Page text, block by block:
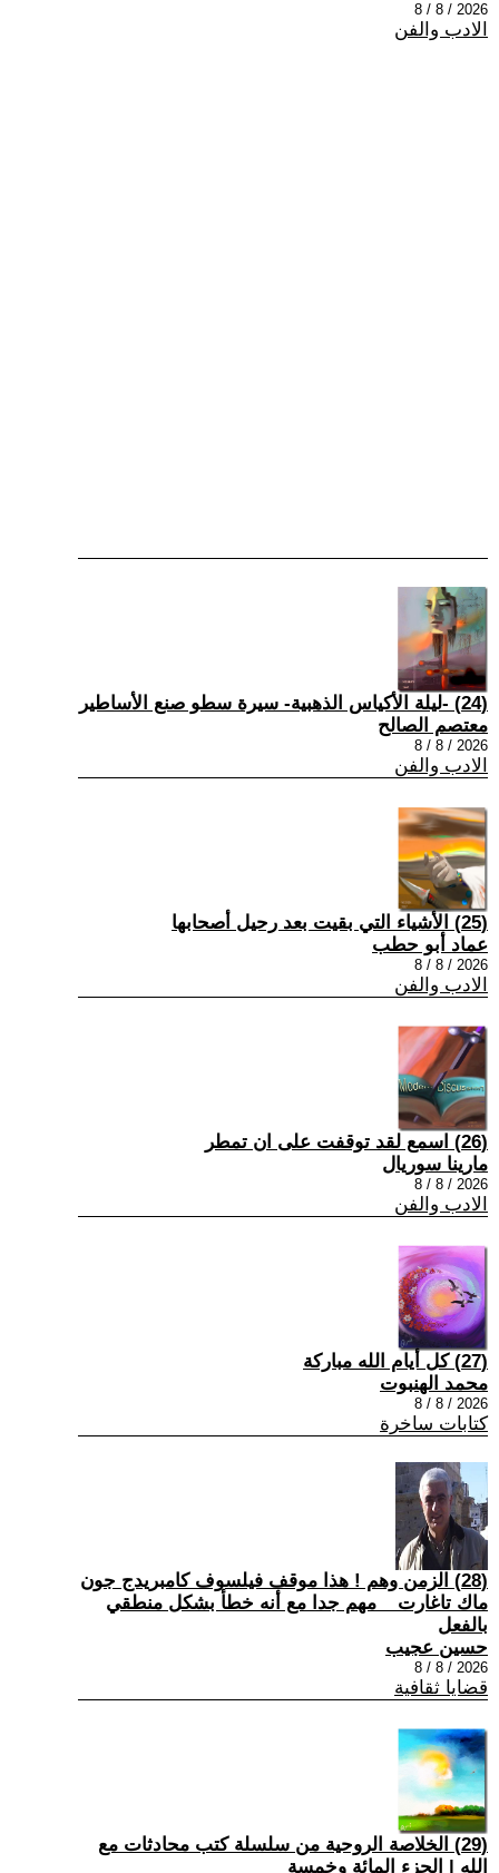
2026 / 8 / 8
الادب والفن
(24) -ليلة الأكياس الذهبية- سيرة سطو صنع الأساطير
معتصم الصالح
2026 / 8 / 8
الادب والفن
(25) الأشياء التي بقيت بعد رحيل أصحابها
عماد أبو حطب
2026 / 8 / 8
الادب والفن
(26) اسمع لقد توقفت على ان تمطر
مارينا سوريال
2026 / 8 / 8
الادب والفن
(27) كل أيام الله مباركة
محمد الهنبوت
2026 / 8 / 8
كتابات ساخرة
(28) الزمن وهم ! هذا موقف فيلسوف كامبريدج جون
ماك تاغارت _ مهم جدا مع أنه خطأ بشكل منطقي
بالفعل
حسين عجيب
2026 / 8 / 8
قضايا ثقافية
(29) الخلاصة الروحية من سلسلة كتب محادثات مع
الله | الجزء المائة وخمسة